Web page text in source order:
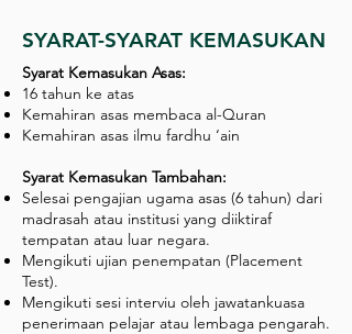
SYARAT-SYARAT KEMASUKAN
Syarat Kemasukan Asas:
16 tahun ke atas
Kemahiran asas membaca al-Quran
Kemahiran asas ilmu fardhu ‘ain
Syarat Kemasukan Tambahan:
Selesai pengajian ugama asas (6 tahun) dari
madrasah atau institusi yang diiktiraf
tempatan atau luar negara.
Mengikuti ujian penempatan (Placement
Test).
Mengikuti sesi interviu oleh jawatankuasa
penerimaan pelajar atau lembaga pengarah.